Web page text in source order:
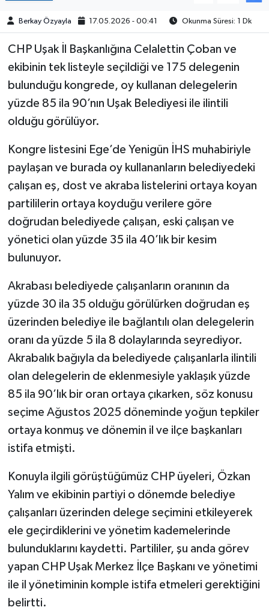
Berkay Özyayla 17.05.2026 - 00:41 Okunma Süresi: 1 Dk
CHP Uşak İl Başkanlığına Celalettin Çoban ve
ekibinin tek listeyle seçildiği ve 175 delegenin
bulunduğu kongrede, oy kullanan delegelerin
yüzde 85 ila 90’nın Uşak Belediyesi ile ilintili
olduğu görülüyor.
Kongre listesini Ege’de Yenigün İHS muhabiriyle
paylaşan ve burada oy kullananların belediyedeki
çalışan eş, dost ve akraba listelerini ortaya koyan
partililerin ortaya koyduğu verilere göre
doğrudan belediyede çalışan, eski çalışan ve
yönetici olan yüzde 35 ila 40’lık bir kesim
bulunuyor.
Akrabası belediyede çalışanların oranının da
yüzde 30 ila 35 olduğu görülürken doğrudan eş
üzerinden belediye ile bağlantılı olan delegelerin
oranı da yüzde 5 ila 8 dolaylarında seyrediyor.
Akrabalık bağıyla da belediyede çalışanlarla ilintili
olan delegelerin de eklenmesiyle yaklaşık yüzde
85 ila 90’lık bir oran ortaya çıkarken, söz konusu
seçime Ağustos 2025 döneminde yoğun tepkiler
ortaya konmuş ve dönemin il ve ilçe başkanları
istifa etmişti.
Konuyla ilgili görüştüğümüz CHP üyeleri, Özkan
Yalım ve ekibinin partiyi o dönemde belediye
çalışanları üzerinden delege seçimini etkileyerek
ele geçirdiklerini ve yönetim kademelerinde
bulunduklarını kaydetti. Partililer, şu anda görev
yapan CHP Uşak Merkez İlçe Başkanı ve yönetimi
ile il yönetiminin komple istifa etmeleri gerektiğini
belirtti.